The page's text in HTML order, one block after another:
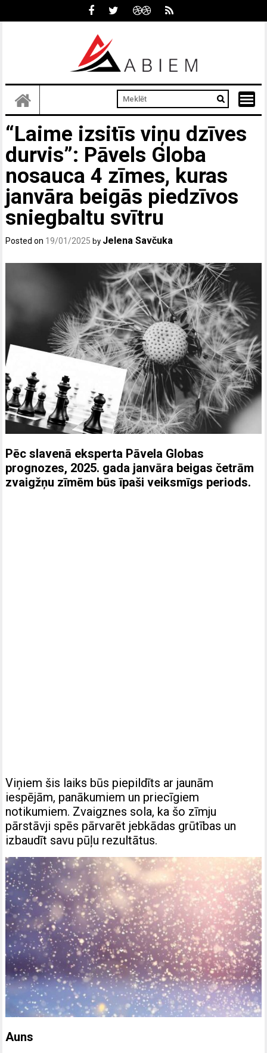
“Laime izsitīs viņu dzīves
durvis”: Pāvels Globa
nosauca 4 zīmes, kuras
janvāra beigās piedzīvos
sniegbaltu svītru
Posted on 19/01/2025 by Jelena Savčuka
Pēc slavenā eksperta Pāvela Globas
prognozes, 2025. gada janvāra beigas četrām
zvaigžņu zīmēm būs īpaši veiksmīgs periods.
Viņiem šis laiks būs piepildīts ar jaunām
iespējām, panākumiem un priecīgiem
notikumiem. Zvaigznes sola, ka šo zīmju
pārstāvji spēs pārvarēt jebkādas grūtības un
izbaudīt savu pūļu rezultātus.
Auns